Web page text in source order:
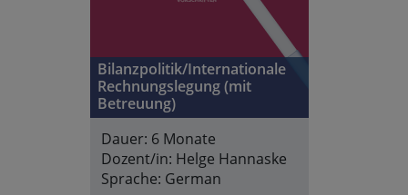
Bilanzpolitik/Internationale
Rechnungslegung (mit
Betreuung)
Dauer: 6 Monate
Dozent/in: Helge Hannaske
Sprache: German